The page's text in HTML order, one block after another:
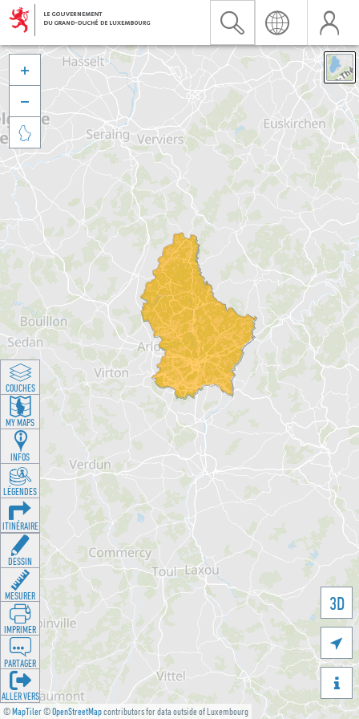
©MapTiler©OpenStreetMapcontributors for data outside of Luxembourg
3D





COUCHES
MY MAPS
INFOS
LÉGENDES
ITINÉRAIRE
DESSIN
MESURER
IMPRIMER
PARTAGER
ALLER VERS